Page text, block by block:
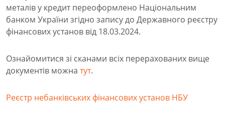
металів у кредит переоформлено Національним
банком України згідно запису до Державного реєстру
фінансових установ від 18.03.2024.
Ознайомитися зі сканами всіх перерахованих вище
документів можна тут.
Реєстр небанківських фінансових установ НБУ